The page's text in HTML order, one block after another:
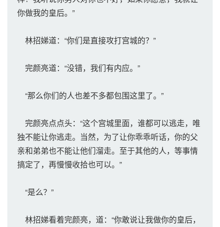
你做我的皇后。”
林招娣道：“你们是直接攻打宫城的？”
完颜亮道：“没错，我们有内应。”
“那么你们的人也差不多都包围这里了。”
完颜亮点点头：“这个宫城里面，谁都可以逃走，唯
独不能让你逃走。当然，为了让你乖乖听话，你的父
亲和弟弟也不能让他们溜走。至于其他的人，等事情
搞定了，再慢慢收拾也可以。”
“是么？”
林招娣看着完颜亮，道：“你敢说让我做你的皇后，